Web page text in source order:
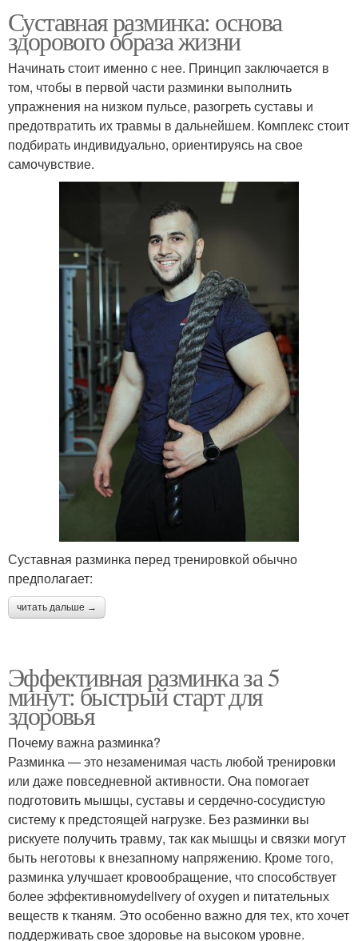
Суставная разминка: основа
здорового образа жизни
Начинать стоит именно с нее. Принцип заключается в
том, чтобы в первой части разминки выполнить
упражнения на низком пульсе, разогреть суставы и
предотвратить их травмы в дальнейшем. Комплекс стоит
подбирать индивидуально, ориентируясь на свое
самочувствие.
Суставная разминка перед тренировкой обычно
предполагает:
читать дальше →
Эффективная разминка за 5
минут: быстрый старт для
здоровья
Почему важна разминка?
Разминка — это незаменимая часть любой тренировки
или даже повседневной активности. Она помогает
подготовить мышцы, суставы и сердечно-сосудистую
систему к предстоящей нагрузке. Без разминки вы
рискуете получить травму, так как мышцы и связки могут
быть неготовы к внезапному напряжению. Кроме того,
разминка улучшает кровообращение, что способствует
более эффективномуdelivery of oxygen и питательных
веществ к тканям. Это особенно важно для тех, кто хочет
поддерживать свое здоровье на высоком уровне.